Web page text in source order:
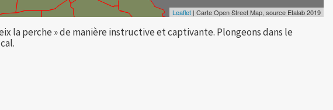
Leaflet | Carte Open Street Map, source Etalab 2019
la perche » de manière instructive et captivante. Plongeons dans le